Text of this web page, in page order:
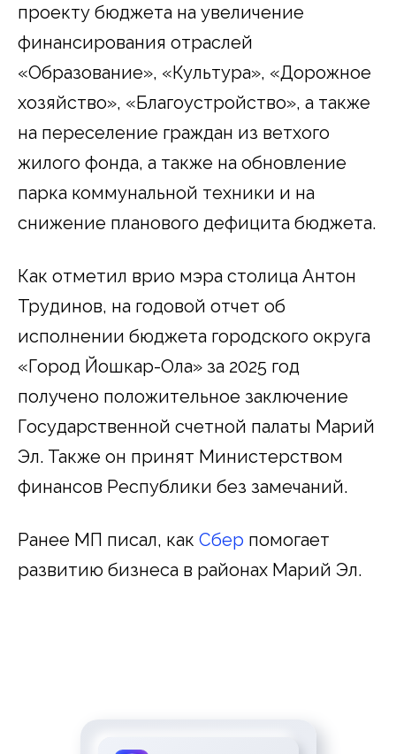
проекту бюджета на увеличение
финансирования отраслей
«Образование», «Культура», «Дорожное
хозяйство», «Благоустройство», а также
на переселение граждан из ветхого
жилого фонда, а также на обновление
парка коммунальной техники и на
снижение планового дефицита бюджета.
Как отметил врио мэра столица Антон
Трудинов, на годовой отчет об
исполнении бюджета городского округа
«Город Йошкар-Ола» за 2025 год
получено положительное заключение
Государственной счетной палаты Марий
Эл. Также он принят Министерством
финансов Республики без замечаний.
Ранее МП писал, как Сбер помогает
развитию бизнеса в районах Марий Эл.